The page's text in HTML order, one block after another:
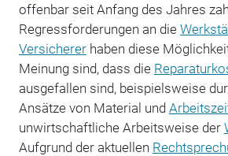
offenbar seit Anfang des Jahres
Regressforderungen an die
Versichererhaben diese
Meinung sind, dass die
ausgefallen sind, beispielsweise
Ansätze von Material und
unwirtschaftliche Arbeitsweise der
Aufgrund der aktuellen